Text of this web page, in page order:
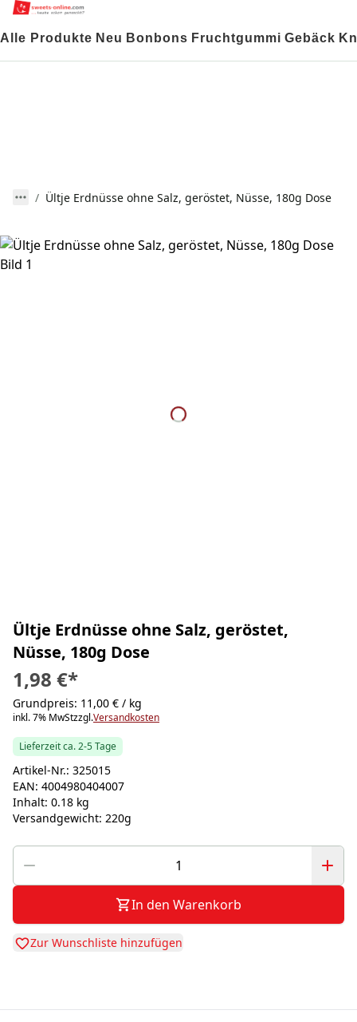
Alle Produkte Neu Bonbons Fruchtgummi Gebäck
Ültje Erdnüsse ohne Salz, geröstet, Nüsse, 180g Dose
Ültje Erdnüsse ohne Salz, geröstet,
Nüsse, 180g Dose
1,98 €*
Grundpreis: 11,00 € / kg
inkl. 7% MwStzzgl.Versandkosten
Lieferzeit ca. 2-5 Tage
Artikel-Nr.: 325015
EAN: 4004980404007
Inhalt: 0.18 kg
Versandgewicht: 220g
In den Warenkorb
Zur Wunschliste hinzufügen